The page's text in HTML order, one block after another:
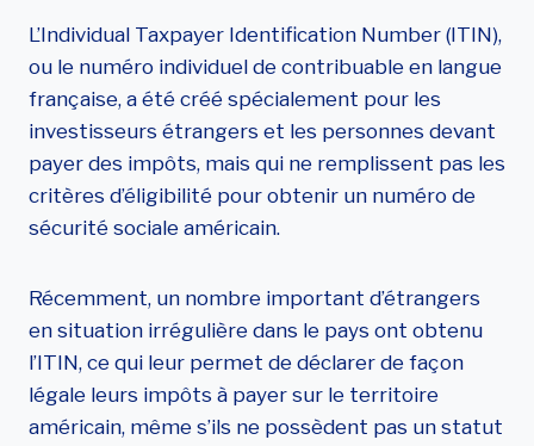
L’Individual Taxpayer Identification Number (ITIN),
ou le numéro individuel de contribuable en langue
française, a été créé spécialement pour les
investisseurs étrangers et les personnes devant
payer des impôts, mais qui ne remplissent pas les
critères d’éligibilité pour obtenir un numéro de
sécurité sociale américain.
Récemment, un nombre important d’étrangers
en situation irrégulière dans le pays ont obtenu
l’ITIN, ce qui leur permet de déclarer de façon
légale leurs impôts à payer sur le territoire
américain, même s’ils ne possèdent pas un statut